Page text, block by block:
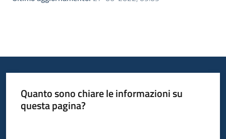
Quanto sono chiare le informazioni su
questa pagina?